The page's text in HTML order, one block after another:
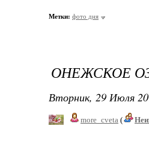
Метки: фото дня
ОНЕЖСКОЕ
Вторник, 29 Июля
more_cveta (